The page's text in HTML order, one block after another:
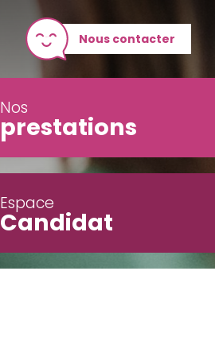
Nous contacter
Nos
prestations
Espace
Candidat